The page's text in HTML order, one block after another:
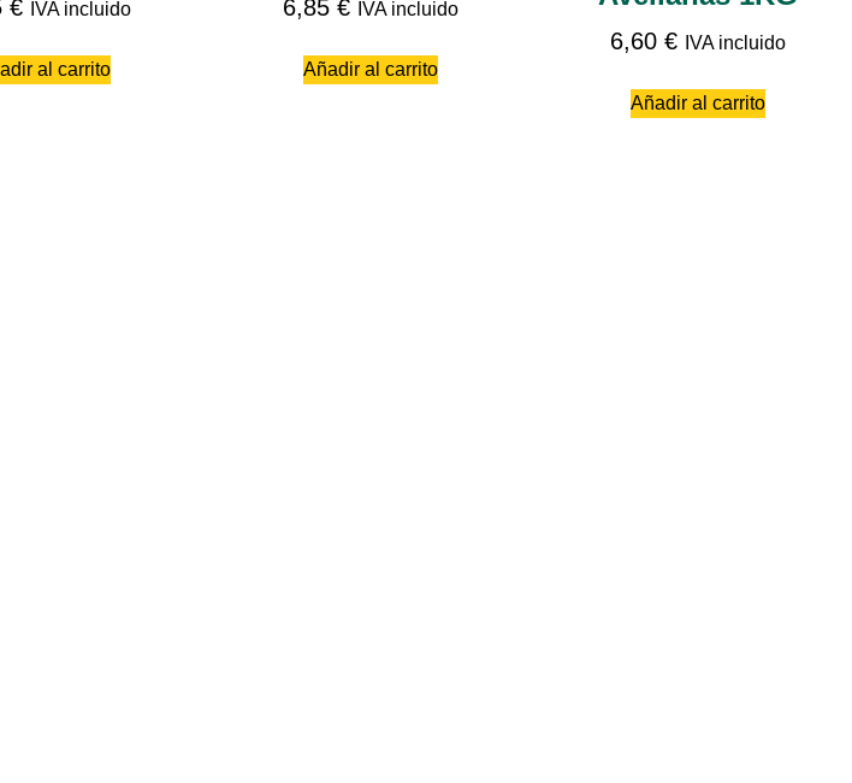
€ IVA incluido
al carrito
6,85 € IVA incluido
Añadir al carrito
6,60 € IVA incluido
Añadir al carrito